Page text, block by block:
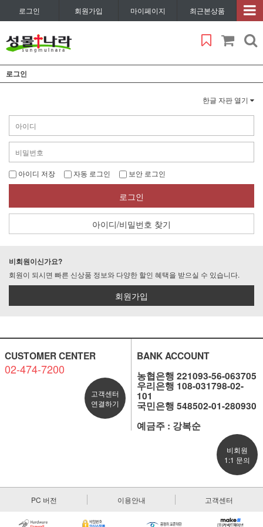
로그인 회원가입 마이페이지 최근본상품
로그인
한글 자판 열기
아이디 저장 자동 로그인 보안 로그인
로그인
아이디/비밀번호 찾기
비회원이신가요?
회원이 되시면 빠른 신상품 정보와 다양한 할인 혜택을 받으실 수 있습니다.
회원가입
CUSTOMER CENTER
02-474-7200
고객센터
연결하기
BANK ACCOUNT
농협은행 221093-56-063705
우리은행 108-031798-02-
101
국민은행 548502-01-280930
예금주 : 강복순
비회원
1:1 문의
PC 버전 이용안내 고객센터